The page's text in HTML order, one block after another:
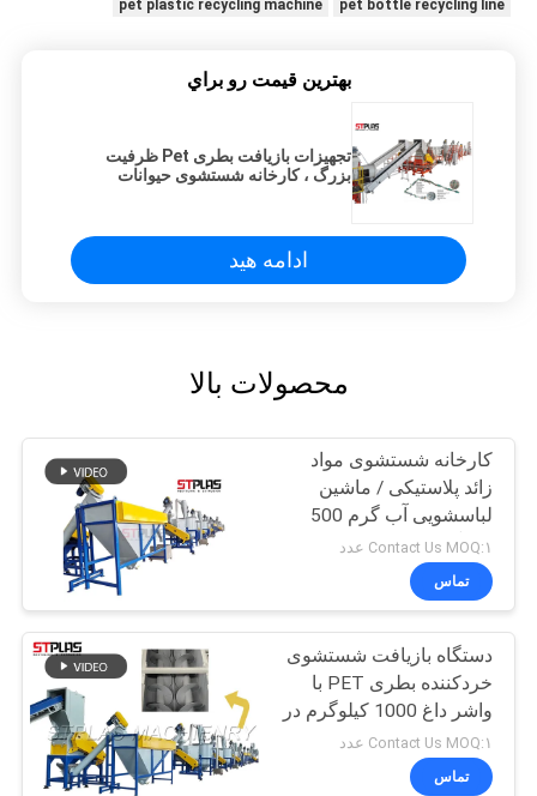
pet bottle recycling line
pet plastic recycling machine
بهترين قيمت رو براي
تجهیزات بازیافت بطری Pet ظرفیت
بزرگ ، کارخانه شستشوی حیوانات
ادامه هید
محصولات بالا
کارخانه شستشوی مواد
زائد پلاستیکی / ماشین
لباسشویی آب گرم 500
کیلوگرم در ساعت
Contact Us MOQ:۱ عدد
تماس
دستگاه بازیافت شستشوی
خردکننده بطری PET با
واشر داغ 1000 کیلوگرم در
ساعت
Contact Us MOQ:۱ عدد
تماس